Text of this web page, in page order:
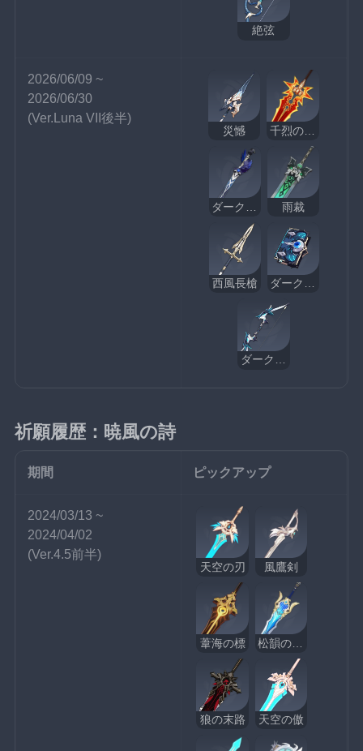
絶弦
2026/06/09 ~
2026/06/30
(Ver.Luna VII後半)
災憾 千烈の日輪
雨裁
西風長槍 ダークアレイの酒と詩
ダークアレイの狩人
祈願履歴：暁風の詩
期間 ピックアップ
2024/03/13 ~
2024/04/02
(Ver.4.5前半)
天空の刃 風鷹剣
葦海の標
狼の末路 天空の傲